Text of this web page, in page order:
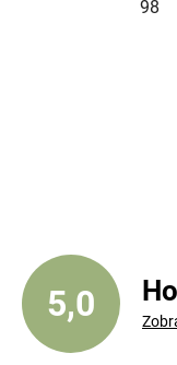
98
5,0